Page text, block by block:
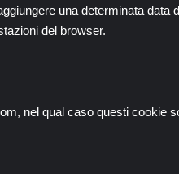
una determinata data
del browser.
nel qual caso questi cookie